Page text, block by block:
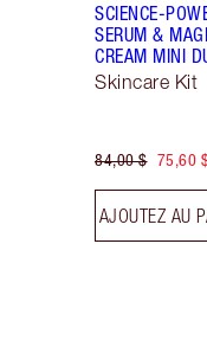
SCIENCE-
SERUM &
CREAM MINI
Skincare Kit
84,00 $ 75,60
AJOUTEZ AU